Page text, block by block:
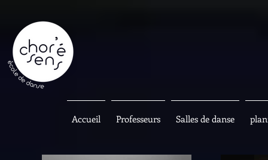
Accueil Professeurs Salles de danse